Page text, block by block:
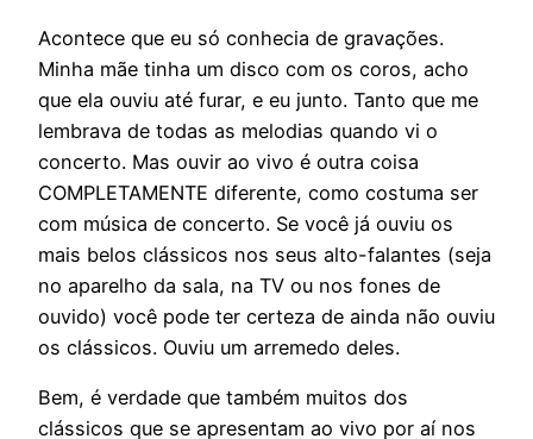
Acontece que eu só conhecia de gravações.
Minha mãe tinha um disco com os coros, acho
que ela ouviu até furar, e eu junto. Tanto que me
lembrava de todas as melodias quando vi o
concerto. Mas ouvir ao vivo é outra coisa
COMPLETAMENTE diferente, como costuma ser
com música de concerto. Se você já ouviu os
mais belos clássicos nos seus alto-falantes (seja
no aparelho da sala, na TV ou nos fones de
ouvido) você pode ter certeza de ainda não ouviu
os clássicos. Ouviu um arremedo deles.
Bem, é verdade que também muitos dos
clássicos que se apresentam ao vivo por aí nos